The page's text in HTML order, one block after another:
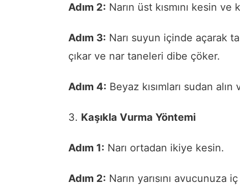
Adım 2: Narın üst kısmını kesin
Adım 3: Narı suyun içinde açarak
çıkar ve nar taneleri dibe çöker.
Adım 4: Beyaz kısımları sudan
3. Kaşıkla Vurma Yöntemi
Adım 1: Narı ortadan ikiye kesin.
Adım 2: Narın yarısını avucunuza